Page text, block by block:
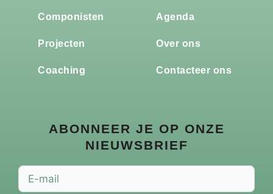
Componisten
Projecten
Coaching
Agenda
Over ons
Contacteer ons
ABONNEER JE OP ONZE
NIEUWSBRIEF